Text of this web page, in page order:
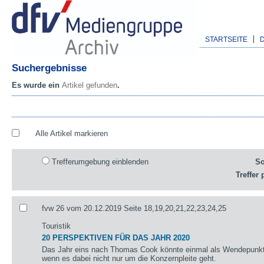
STARTSEITE
Suchergebnisse
Es wurde ein Artikel gefunden.
Alle Artikel markieren
Trefferumgebung einblenden
Treffer
fvw 26 vom 20.12.2019 Seite 18,19,20,21,22,23,24,25
Touristik
20 PERSPEKTIVEN FÜR DAS JAHR 2020
Das Jahr eins nach Thomas Cook könnte einmal als
wenn es dabei nicht nur um die Konzernpleite geht.